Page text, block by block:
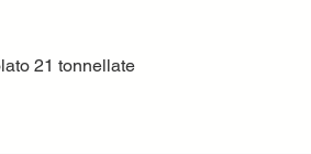
Vista rapida
21 tonnellate